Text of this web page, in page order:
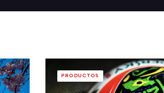
PRODUCTOS